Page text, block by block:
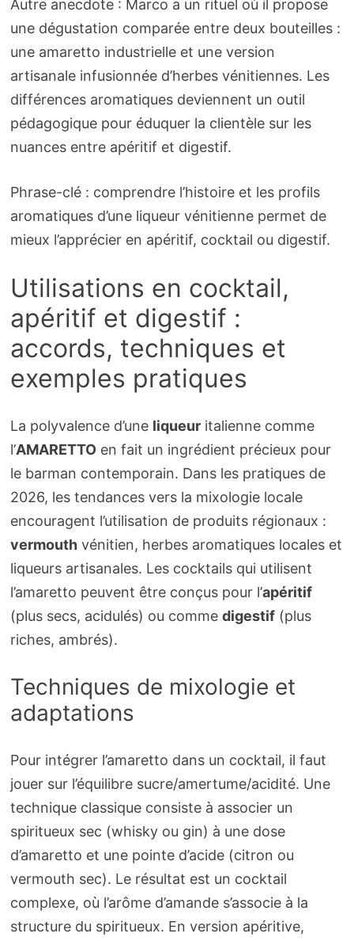
Autre anecdote : Marco a un rituel où il propose
une dégustation comparée entre deux bouteilles :
une amaretto industrielle et une version
artisanale infusionnée d’herbes vénitiennes. Les
différences aromatiques deviennent un outil
pédagogique pour éduquer la clientèle sur les
nuances entre apéritif et digestif.
Phrase-clé : comprendre l’histoire et les profils
aromatiques d’une liqueur vénitienne permet de
mieux l’apprécier en apéritif, cocktail ou digestif.
Utilisations en cocktail,
apéritif et digestif :
accords, techniques et
exemples pratiques
La polyvalence d’une liqueuritalienne comme
l’AMARETTO en fait un ingrédient précieux pour
le barman contemporain. Dans les pratiques de
2026, les tendances vers la mixologie locale
encouragent l’utilisation de produits régionaux :
vermouthvénitien, herbes aromatiques locales et
liqueurs artisanales. Les cocktails qui utilisent
l’amaretto peuvent être conçus pour l’apéritif
(plus secs, acidulés) ou comme digestif(plus
riches, ambrés).
Techniques de mixologie et
adaptations
Pour intégrer l’amaretto dans un cocktail, il faut
jouer sur l’équilibre sucre/amertume/acidité. Une
technique classique consiste à associer un
spiritueux sec (whisky ou gin) à une dose
d’amaretto et une pointe d’acide (citron ou
vermouth sec). Le résultat est un cocktail
complexe, où l’arôme d’amande s’associe à la
structure du spiritueux. En version apéritive,